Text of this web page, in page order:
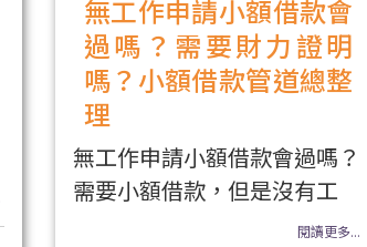
無工作申請小額借款會
過嗎？需要財力證明
嗎？小額借款管道總整
理
無工作申請小額借款會過嗎？
需要小額借款，但是沒有工
閱讀更多...